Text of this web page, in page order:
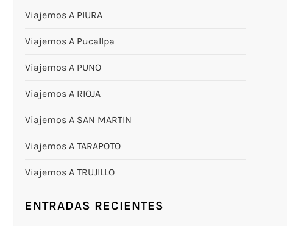
Viajemos A PIURA
Viajemos A Pucallpa
Viajemos A PUNO
Viajemos A RIOJA
Viajemos A SAN MARTIN
Viajemos A TARAPOTO
Viajemos A TRUJILLO
ENTRADAS RECIENTES